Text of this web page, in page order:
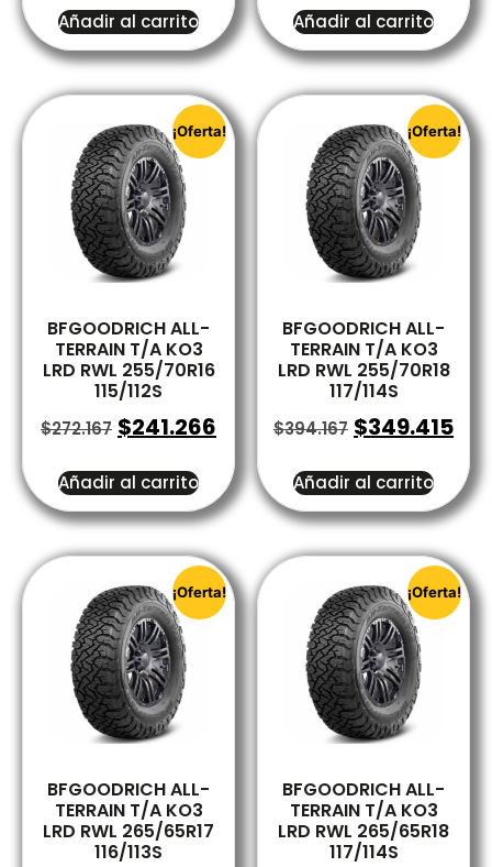
Añadir al carrito Añadir al carrito
¡Oferta!
BFGOODRICH ALL-
TERRAIN T/A KO3
LRD RWL 255/70R16
115/112S
$272.167 $241.266
Añadir al carrito
¡Oferta!
BFGOODRICH ALL-
TERRAIN T/A KO3
LRD RWL 255/70R18
117/114S
$394.167 $349.415
Añadir al carrito
¡Oferta!
BFGOODRICH ALL-
TERRAIN T/A KO3
LRD RWL 265/65R17
116/113S
¡Oferta!
BFGOODRICH ALL-
TERRAIN T/A KO3
LRD RWL 265/65R18
117/114S